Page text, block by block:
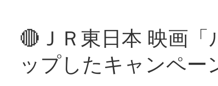
🔴ＪＲ東日本 映画
ップしたキャンペー